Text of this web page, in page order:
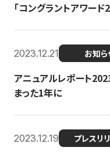
「コングラントアワー
2023.12.21 お知ら
アニュアルレポート
まった1年に
2023.12.19 プレスリ